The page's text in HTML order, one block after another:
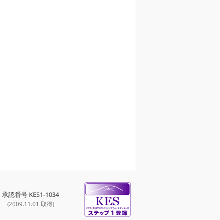
承認番号 KES1-1034
(2009.11.01 取得)